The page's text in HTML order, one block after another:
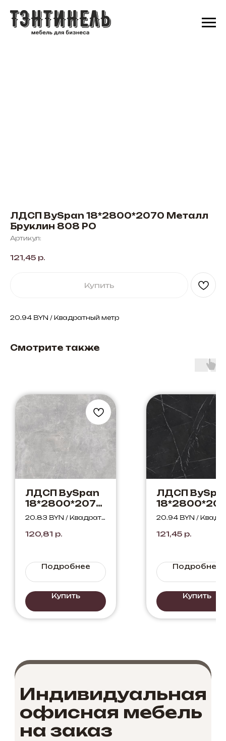
ЛДСП BySpan 18*2800*2070 Металл
Бруклин 808 PO
Артикул:
121,45 р.
Купить
20.94 BYN / Квадратный метр
Смотрите также
ЛДСП BySpan
18*2800*2070
Бетон 816 PO
20.83 BYN / Квадратн
120,81 р.
Подробнее
Купить
ЛДСП
Мрамор
PO
20.94 BYN /
121,45 р.
Подробнее
Купить
Индивидуальная
офисная мебель
на заказ